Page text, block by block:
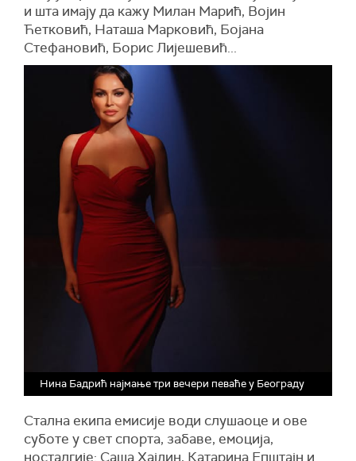
и шта имају да кажу Милан Марић, Војин
Ћетковић, Наташа Марковић, Бојана
Стефановић, Борис Лијешевић...
Нина Бадрић најмање три вечери певаће у Београду
Стална екипа емисије води слушаоце и ове
суботе у свет спорта, забаве, емоција,
носталгије: Саша Хајдин, Катарина Епштајн и